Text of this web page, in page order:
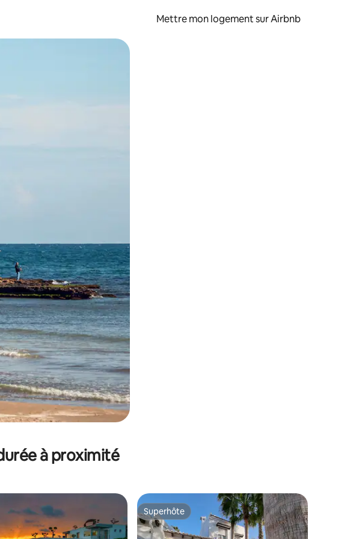
Mettre mon logement sur Airbnb
appuyant et en faisant glisser.
à proximité
Superhôte
Superhôte